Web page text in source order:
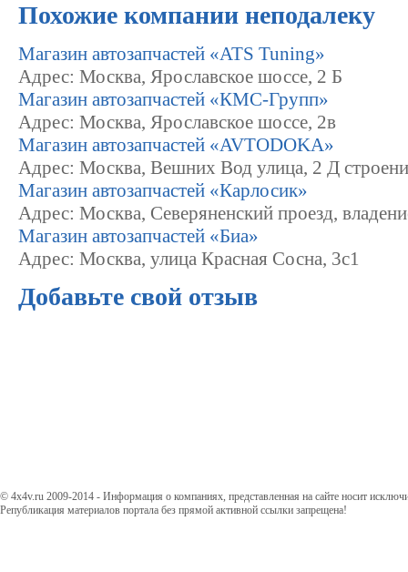
Похожие компании неподалеку
Магазин автозапчастей «ATS Tuning»
Адрес: Москва, Ярославское шоссе, 2 Б
Магазин автозапчастей «КМС-Групп»
Адрес: Москва, Ярославское шоссе, 2в
Магазин автозапчастей «AVTODOKA»
Адрес: Москва, Вешних Вод улица, 2 Д
Магазин автозапчастей «Карлосик»
Адрес: Москва, Северяненский проезд,
Магазин автозапчастей «Биа»
Адрес: Москва, улица Красная Сосна, 3с1
Добавьте свой отзыв
© 4x4v.ru 2009-2014 - Информация о компаниях, представленная на сайте носит
Републикация материалов портала без прямой активной ссылки запрещена!